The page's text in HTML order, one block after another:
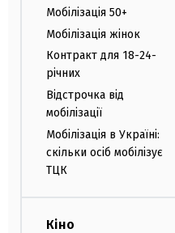
Мобілізація 50+
Мобілізація жінок
Контракт для 18-24-
річних
Відстрочка від
мобілізації
Мобілізація в Україні:
скільки осіб мобілізує
ТЦК
Кіно